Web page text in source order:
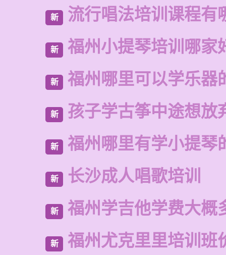
新 流行唱法培训课程有
新 福州小提琴培训哪家
新 福州哪里可以学乐器
新 孩子学古筝中途想放
新 福州哪里有学小提琴
新 长沙成人唱歌培训
新 福州学吉他学费大概
新 福州尤克里里培训班